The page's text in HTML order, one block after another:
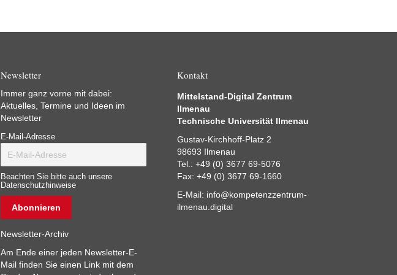
Newsletter
Immer ganz vorne mit dabei:
Aktuelles, Termine und Ideen im
Newsletter
E-Mail-Adresse
Beachten Sie bitte auch unsere
Datenschutzhinweise
Newsletter-Archiv
Am Ende einer jeden Newsletter-E-
Mail finden Sie einen Link mit dem
Kontakt
Mittelstand-Digital Zentrum
Ilmenau
Technische Universität Ilmenau
Gustav-Kirchhoff-Platz 2
98693 Ilmenau
Tel.: +49 (0) 3677 69-5076
Fax: +49 (0) 3677 69-1660
E-Mail: info@kompetenzzentrum-
ilmenau.digital